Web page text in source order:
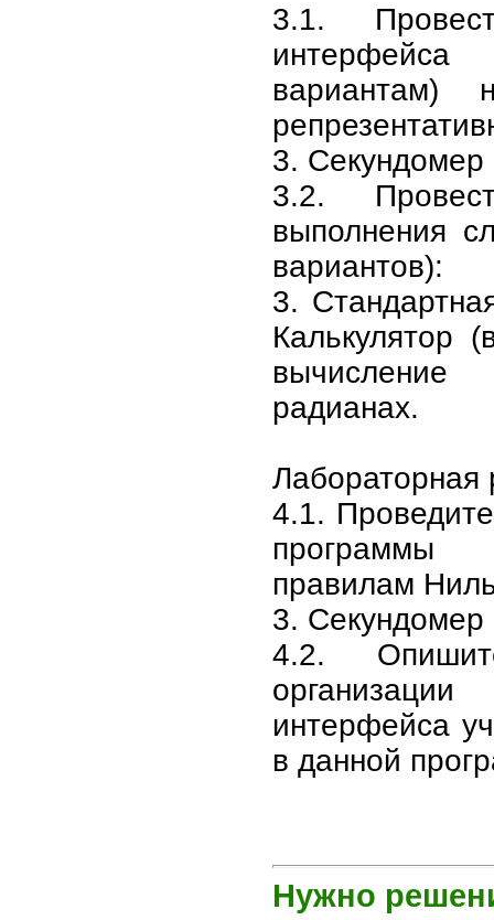
3.1.
вариантам)
3. Секундомер
3.2.
выполнения
вариантов):
3.
Калькулятор
радианах.
4.1.
правилам
3. Секундомер
4.2.
интерфейса
в данной
Нужно